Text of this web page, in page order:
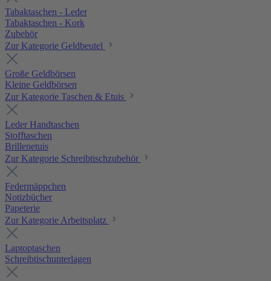
Tabaktaschen - Leder
Tabaktaschen - Kork
Zubehör
Zur Kategorie Geldbeutel
Große Geldbörsen
Kleine Geldbörsen
Zur Kategorie Taschen & Etuis
Leder Handtaschen
Stofftaschen
Brillenetuis
Zur Kategorie Schreibtischzubehör
Federmäppchen
Notizbücher
Papeterie
Zur Kategorie Arbeitsplatz
Laptoptaschen
Schreibtischunterlagen